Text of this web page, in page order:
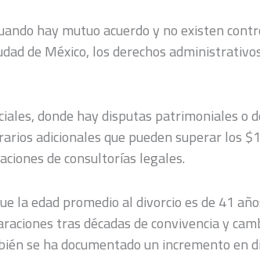
hay mutuo acuerdo y no existen
de México, los derechos
donde hay disputas patrimoniales o
adicionales que pueden superar los
de consultorías legales.
la edad promedio al divorcio es de 41
tras décadas de convivencia y
se ha documentado un incremento en